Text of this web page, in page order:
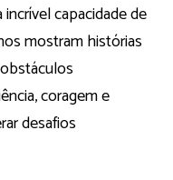
capacidade de
mostram histórias
coragem e
desafios